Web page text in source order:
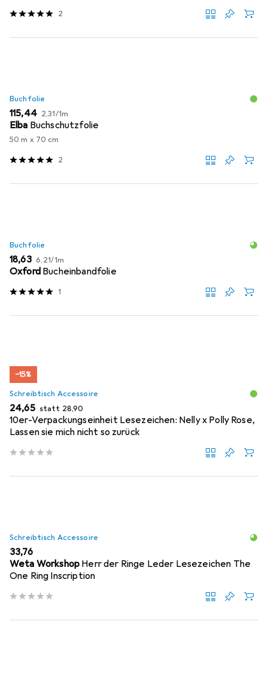
2
Buchfolie
EUR
115,44 EUR
2,31/1m
Elba Buchschutzfolie
50 m x 70 cm
2
Buchfolie
EUR
18,63 EUR
6,21/1m
Oxford Bucheinbandfolie
1
−15%
Schreibtisch Accessoire
EUR
24,65 statt EUR
28,90
10er-Verpackungseinheit Lesezeichen: Nelly x Polly Rose,
Lassen sie mich nicht so zurück
Schreibtisch Accessoire
EUR
33,76
Weta Workshop Herr der Ringe Leder Lesezeichen The
One Ring Inscription